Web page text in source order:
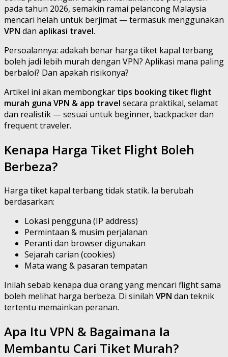
pada tahun 2026, semakin ramai pelancong Malaysia
mencari helah untuk berjimat — termasuk menggunakan
VPN dan aplikasi travel.
Persoalannya: adakah benar harga tiket kapal terbang
boleh jadi lebih murah dengan VPN? Aplikasi mana paling
berbaloi? Dan apakah risikonya?
Artikel ini akan membongkar tips booking tiket flight
murah guna VPN & app travel secara praktikal, selamat
dan realistik — sesuai untuk beginner, backpacker dan
frequent traveler.
Kenapa Harga Tiket Flight Boleh
Berbeza?
Harga tiket kapal terbang tidak statik. Ia berubah
berdasarkan:
Lokasi pengguna (IP address)
Permintaan & musim perjalanan
Peranti dan browser digunakan
Sejarah carian (cookies)
Mata wang & pasaran tempatan
Inilah sebab kenapa dua orang yang mencari flight sama
boleh melihat harga berbeza. Di sinilah VPN dan teknik
tertentu memainkan peranan.
Apa Itu VPN & Bagaimana Ia
Membantu Cari Tiket Murah?